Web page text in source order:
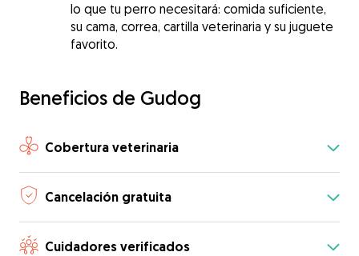
lo que tu perro necesitará: comida suficiente,
su cama, correa, cartilla veterinaria y su juguete
favorito.
Beneficios de Gudog
Cobertura veterinaria
Cancelación gratuita
Cuidadores verificados